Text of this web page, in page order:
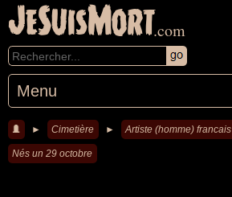
JeSuisMort.com
Menu
► Cimetière ► Artiste (homme) francais
Nés un 29 octobre